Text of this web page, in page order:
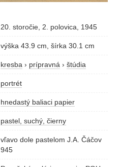
20. storočie, 2. polovica, 1945
výška 43.9 cm, šírka 30.1 cm
kresba › prípravná › štúdia
portrét
hnedastý baliaci papier
pastel, suchý, čierny
vľavo dole pastelom J.A. Čáčov
945